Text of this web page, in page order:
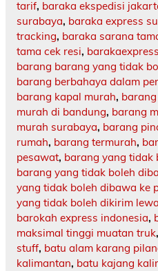
tarif, baraka ekspedisi
surabaya, baraka express
tracking, baraka sarana
tama cek resi, barakaexpress
barang barang yang tidak
barang berbahaya dalam
barang kapal murah,
murah di bandung, barang
murah surabaya, barang
rumah, barang termurah,
pesawat, barang yang tidak
barang yang tidak boleh
yang tidak boleh dibawa ke
yang tidak boleh dikirim
barokah express indonesia,
maksimal tinggi muatan truk,
stuff, batu alam karang
kalimantan, batu kajang